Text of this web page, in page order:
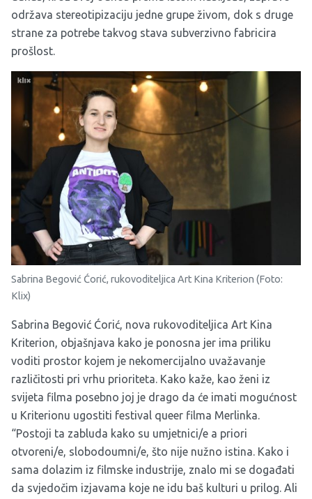
održava stereotipizaciju jedne grupe živom, dok s druge
strane za potrebe takvog stava subverzivno fabricira
prošlost.
Sabrina Begović Ćorić, rukovoditeljica Art Kina Kriterion (Foto:
Klix)
Sabrina Begović Ćorić, nova rukovoditeljica Art Kina
Kriterion, objašnjava kako je ponosna jer ima priliku
voditi prostor kojem je nekomercijalno uvažavanje
različitosti pri vrhu prioriteta. Kako kaže, kao ženi iz
svijeta filma posebno joj je drago da će imati mogućnost
u Kriterionu ugostiti festival queer filma Merlinka.
“Postoji ta zabluda kako su umjetnici/e a priori
otvoreni/e, slobodoumni/e, što nije nužno istina. Kako i
sama dolazim iz filmske industrije, znalo mi se događati
da svjedočim izjavama koje ne idu baš kulturi u prilog. Ali